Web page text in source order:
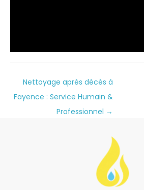
Nettoyage après décès à
Fayence : Service Humain &
Professionnel →